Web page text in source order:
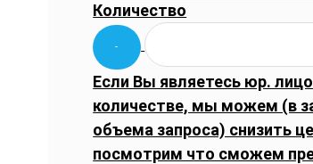
Количество
Если Вы являетесь юр.
количестве, мы можем (в
объема запроса) снизить
посмотрим что сможем